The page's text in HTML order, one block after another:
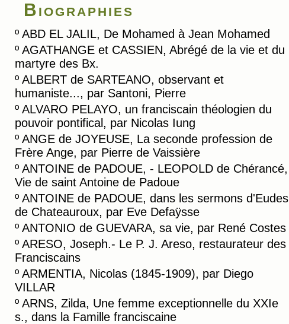
Biographies
º ABD EL JALIL, De Mohamed à Jean Mohamed
º AGATHANGE et CASSIEN, Abrégé de la vie et du
martyre des Bx.
º ALBERT de SARTEANO, observant et
humaniste..., par Santoni, Pierre
º ALVARO PELAYO, un franciscain théologien du
pouvoir pontifical, par Nicolas Iung
º ANGE de JOYEUSE, La seconde profession de
Frère Ange, par Pierre de Vaissière
º ANTOINE de PADOUE, - LEOPOLD de Chérancé,
Vie de saint Antoine de Padoue
º ANTOINE de PADOUE, dans les sermons d'Eudes
de Chateauroux, par Eve Defaÿsse
º ANTONIO de GUEVARA, sa vie, par René Costes
º ARESO, Joseph.- Le P. J. Areso, restaurateur des
Franciscains
º ARMENTIA, Nicolas (1845-1909), par Diego
VILLAR
º ARNS, Zilda, Une femme exceptionnelle du XXIe
s., dans la Famille franciscaine